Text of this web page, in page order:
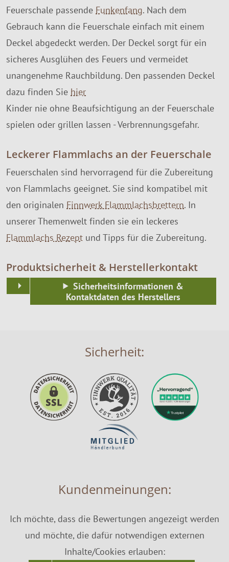
Feuerschale passende Funkenfang. Nach dem
Gebrauch kann die Feuerschale einfach mit einem
Deckel abgedeckt werden. Der Deckel sorgt für ein
sicheres Ausglühen des Feuers und vermeidet
unangenehme Rauchbildung. Den passenden Deckel
dazu finden Sie hier
Kinder nie ohne Beaufsichtigung an der Feuerschale
spielen oder grillen lassen - Verbrennungsgefahr.
Leckerer Flammlachs an der Feuerschale
Feuerschalen sind hervorragend für die Zubereitung
von Flammlachs geeignet. Sie sind kompatibel mit
den originalen Finnwerk Flammlachsbrettern. In
unserer Themenwelt finden sie ein leckeres
Flammlachs Rezept und Tipps für die Zubereitung.
Produktsicherheit & Herstellerkontakt
Sicherheitsinformationen &
Kontaktdaten des Herstellers
Sicherheit:
Kundenmeinungen:
Ich möchte, dass die Bewertungen angezeigt werden
und möchte, die dafür notwendigen externen
Inhalte/Cookies erlauben: